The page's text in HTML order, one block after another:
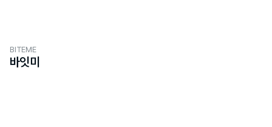
BITEME
바잇미